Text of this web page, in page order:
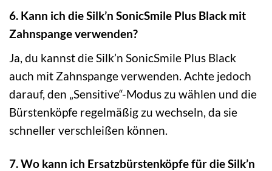
6. Kann ich die Silk’n SonicSmile Plus Black mit
Zahnspange verwenden?
Ja, du kannst die Silk’n SonicSmile Plus Black
auch mit Zahnspange verwenden. Achte jedoch
darauf, den „Sensitive“-Modus zu wählen und die
Bürstenköpfe regelmäßig zu wechseln, da sie
schneller verschleißen können.
7. Wo kann ich Ersatzbürstenköpfe für die Silk’n